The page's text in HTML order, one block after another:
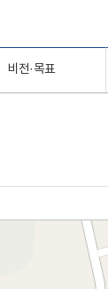
비전·목표